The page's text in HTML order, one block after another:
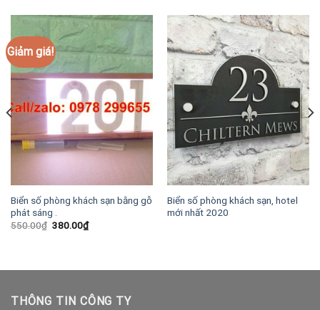
Giảm giá!
Biển số phòng khách sạn bằng gỗ
phát sáng .
550.00₫ Giá
380.00₫Giá
hiện
Biển số phòng khách sạn, hotel
mới nhất 2020
THÔNG TIN CÔNG TY